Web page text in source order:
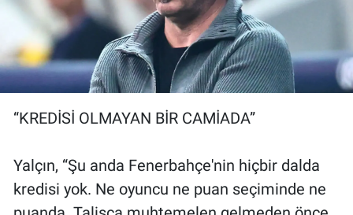
“KREDİSİ OLMAYAN BİR CAMİADA”
Yalçın, “Şu anda Fenerbahçe'nin hiçbir dalda
kredisi yok. Ne oyuncu ne puan seçiminde ne